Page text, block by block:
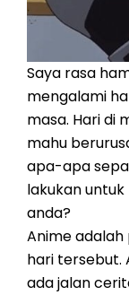
Saya rasa
mengalami
masa. Hari di
mahu
apa-apa
lakukan
anda?
Anime
hari tersebut.
ada jalan